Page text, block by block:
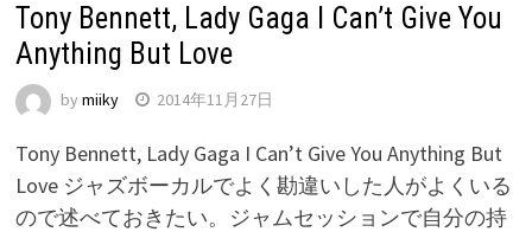
Tony Bennett, Lady Gaga I Can’t Give You
Anything But Love
by miiky 2014年11月27日
Tony Bennett, Lady Gaga I Can’t Give You Anything But
Love ジャズボーカルでよく勘違いした人がよくいる
ので述べておきたい。ジャムセッションで自分の持